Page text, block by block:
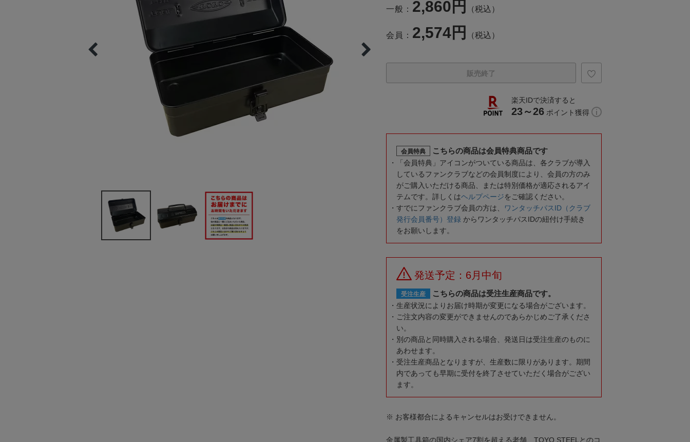
一般： 2,860円 （税込）
会員： 2,574円 （税込）
販売終了
楽天IDで決済すると
23～26 ポイント獲得
会員特典 こちらの商品は会員特典商品です
「会員特典」アイコンがついている商品は、各クラブが導入
しているファンクラブなどの会員制度により、会員の方のみ
がご購入いただける商品、または特別価格が適応されるアイ
テムです。詳しくはヘルプページをご確認ください。
すでにファンクラブ会員の方は、
ワンタッチパスID（クラブ
発行会員番号）登録 からワンタッチパスIDの紐付け手続き
をお願いします。
発送予定：6月中旬
受注生産 こちらの商品は受注生産商品です。
生産状況によりお届け時期が変更になる場合がございます。
ご注文内容の変更ができませんのであらかじめご了承くださ
い。
別の商品と同時購入される場合、発送日は受注生産のものに
あわせます。
受注生産商品となりますが、生産数に限りがあります。期間
内であっても早期に受付を終了させていただく場合がござい
ます。
※ お客様都合によるキャンセルはお受けできません。
金属製工具箱の国内シェア7割を超える老舗、TOYO STEELとのコ